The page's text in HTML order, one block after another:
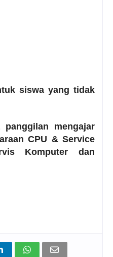
siswa yang tidak
mengajar
CPU & Service
Komputer dan